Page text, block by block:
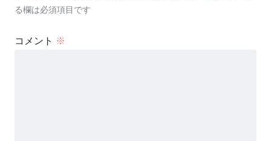
る欄は必須項目です
コメント ※